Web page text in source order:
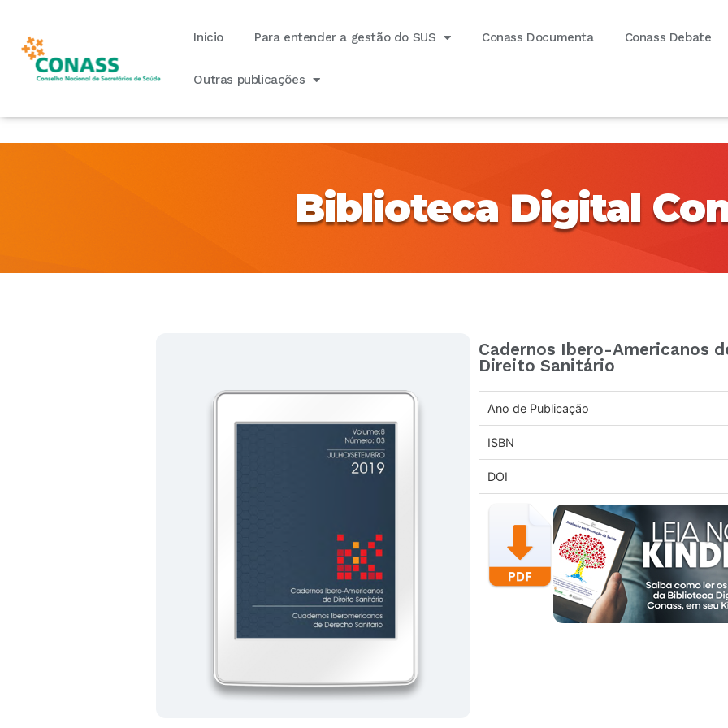
Início Para entender a gestão do SUS Conass Documenta Conass Debate
Outras publicações
Biblioteca Digital
Cadernos Ibero-Americanos
Direito Sanitário
Ano de Publicação
ISBN
DOI